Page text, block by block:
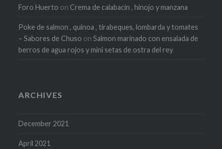
Foro Huerto on Crema de calabacín , hinojo y manzana
Poke de salmon , quinoa , tirabeques, lombarda y tomates
– Sabores de Chuso onSalmon marinado con ensalada de
berros de agua rojos y mini setas de ostra del rey
ARCHIVES
December 2021
April 2021